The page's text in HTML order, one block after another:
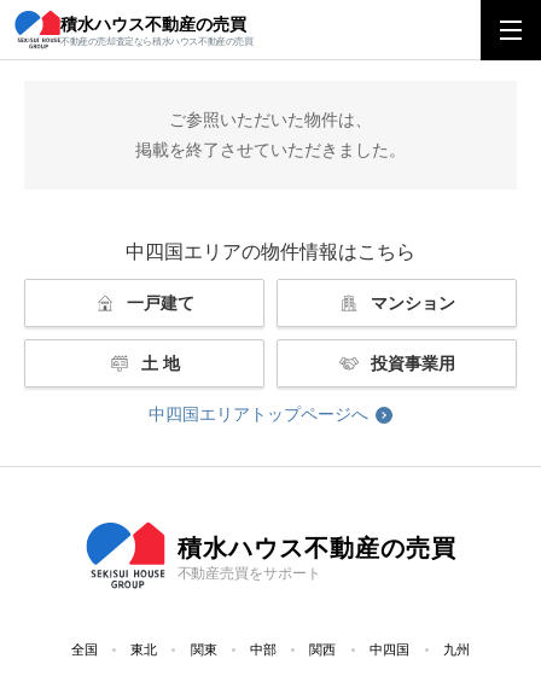
積水ハウス不動産の売買
不動産の売却査定なら積水ハウス不動産の売買
積水ハウス不動産の売買 中四国エリアトップ
ご参照いただいた物件は、
掲載を終了させていただきました。
中四国エリアの物件情報はこちら
一戸建て マンション
土 地 投資事業用
中四国エリアトップページへ
積水ハウス不動産の売買
不動産売買をサポート
全国 東北 関東 中部 関西 中四国 九州